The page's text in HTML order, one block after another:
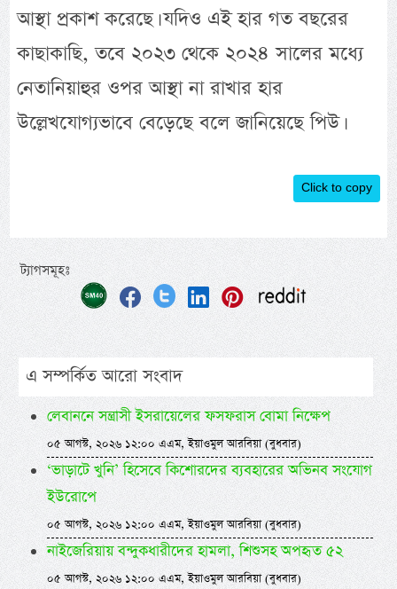
আস্থা প্রকাশ করেছে। যদিও এই হার গত বছরের
কাছাকাছি, তবে ২০২৩ থেকে ২০২৪ সালের মধ্যে
নেতানিয়াহুর ওপর আস্থা না রাখার হার
উল্লেখযোগ্যভাবে বেড়েছে বলে জানিয়েছে পিউ।
Click to copy
ট্যাগসমূহঃ
এ সম্পর্কিত আরো সংবাদ
লেবাননে সন্ত্রাসী ইসরায়েলের ফসফরাস বোমা নিক্ষেপ
০৫ আগস্ট, ২০২৬ ১২:০০ এএম, ইয়াওমুল আরবিয়া (বুধবার)
‘ভাড়াটে খুনি’ হিসেবে কিশোরদের ব্যবহারের অভিনব সংযোগ
ইউরোপে
০৫ আগস্ট, ২০২৬ ১২:০০ এএম, ইয়াওমুল আরবিয়া (বুধবার)
নাইজেরিয়ায় বন্দুকধারীদের হামলা, শিশুসহ অপহৃত ৫২
০৫ আগস্ট, ২০২৬ ১২:০০ এএম, ইয়াওমুল আরবিয়া (বুধবার)